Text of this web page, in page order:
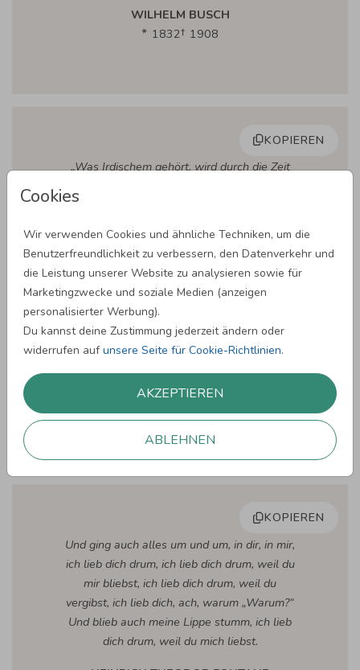
Cookies
Wir verwenden Cookies und ähnliche Techniken, um die
Benutzerfreundlichkeit zu verbessern, den Datenverkehr und
die Leistung unserer Website zu analysieren sowie für
Marketingzwecke und soziale Medien (anzeigen
personalisierter Werbung).
Du kannst deine Zustimmung jederzeit ändern oder
widerrufen aufunsere Seite für Cookie-Richtlinien.
AKZEPTIEREN
ABLEHNEN
WILHELM BUSCH
1832
1908
KOPIEREN
„Was Irdischem gehört, wird durch die Zeit
verklärt die Zeit.“ So vor fünfundzwanzig
Zukunft Tage waren euch und andern noch
nicht klar. Aber heut im Freundeskreise
schaut ihr zurück auf eure Reise, für das Ziel,
das nicht mehr Schein, stehen Kind und Enkel
ein. Der Liebe Melodienschatz, er wechselt
wie im Fluge, die Ehe bleibt im gleichen Satz,
FRANZ GRILLPARZER
1791 1872
KOPIEREN
Und ging auch alles um und um, in dir, in mir,
ich lieb dich drum, ich lieb dich drum, weil du
mir bliebst, ich lieb dich drum, weil du
vergibst, ich lieb dich, ach, warum „Warum?“
Und blieb auch meine Lippe stumm, ich lieb
dich drum, weil du mich liebst.